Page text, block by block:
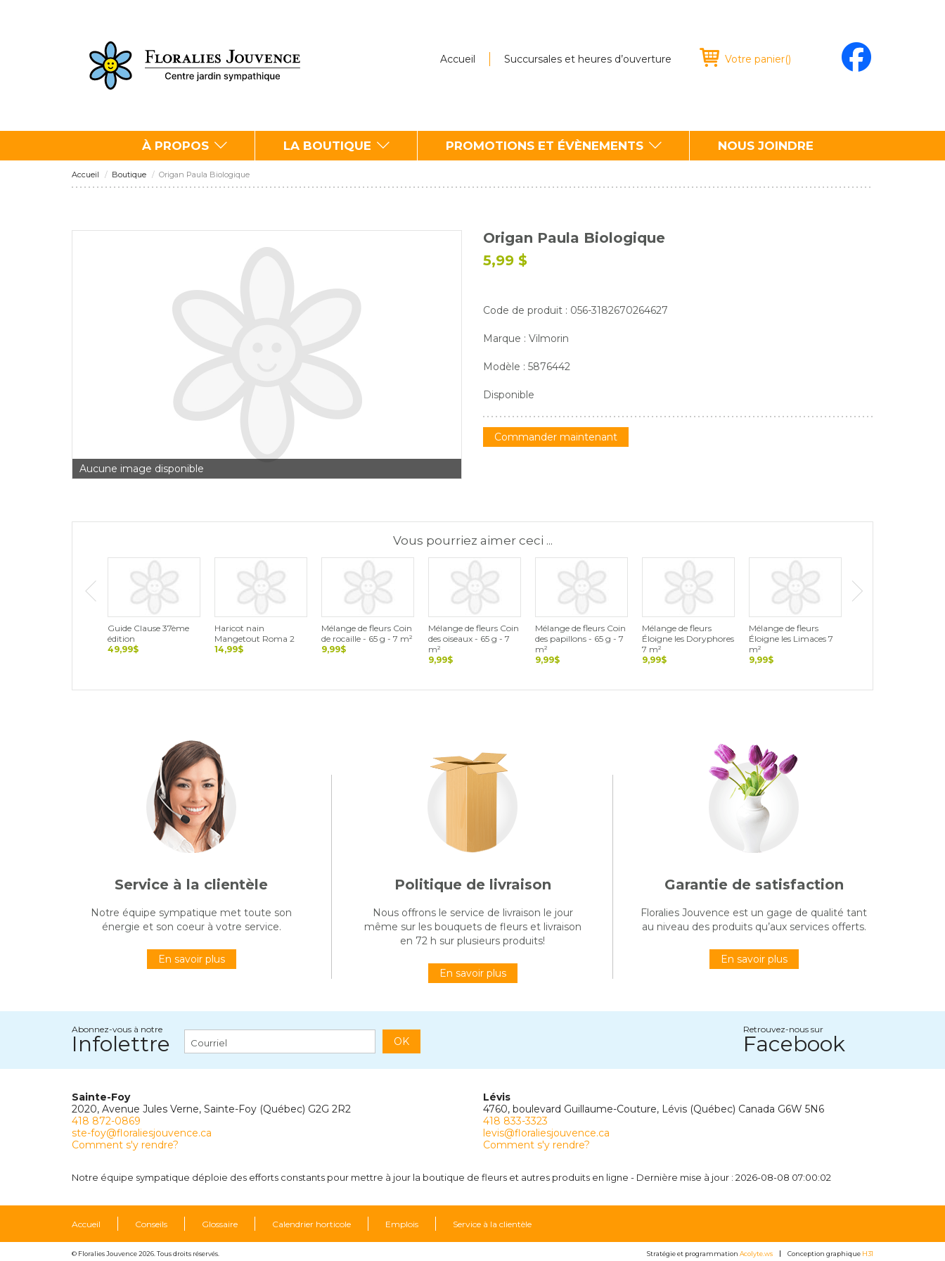
Accueil Succursales et heures d’ouverture Votre panier()
À PROPOS LA BOUTIQUE PROMOTIONS ET ÉVÈNEMENTS NOUS JOINDRE
Accueil Boutique Origan Paula Biologique
Aucune image disponible
Origan Paula Biologique
5,99 $
Code de produit : 056-3182670264627
Marque : Vilmorin
Modèle : 5876442
Disponible
Commander maintenant
Vous pourriez aimer ceci ...
Guide Clause 37ème
édition
49,99$
Haricot nain
Mangetout Roma 2
14,99$
Mélange de fleurs Coin
de rocaille - 65 g - 7 m²
9,99$
Mélange de fleurs Coin
des oiseaux - 65 g - 7
m²
9,99$
Mélange de fleurs Coin
des papillons - 65 g - 7
m²
9,99$
Mélange de fleurs
Éloigne les Doryphores
7 m²
9,99$
Mélange de fleurs
Éloigne les Limaces 7
m²
9,99$
Service à la clientèle
Notre équipe sympatique met toute son
énergie et son coeur à votre service.
En savoir plus
Politique de livraison
Nous offrons le service de livraison le jour
même sur les bouquets de fleurs et livraison
en 72 h sur plusieurs produits!
En savoir plus
Garantie de satisfaction
Floralies Jouvence est un gage de qualité tant
au niveau des produits qu’aux services offerts.
En savoir plus
Abonnez-vous à notre
Infolettre OK
Retrouvez-nous sur
Facebook
Sainte-Foy
2020, Avenue Jules Verne, Sainte-Foy (Québec) G2G 2R2
418 872-0869
ste-foy@floraliesjouvence.ca
Comment s'y rendre?
Lévis
4760, boulevard Guillaume-Couture, Lévis (Québec) Canada G6W 5N6
418 833-3323
levis@floraliesjouvence.ca
Comment s'y rendre?
Notre équipe sympatique déploie des efforts constants pour mettre à jour la boutique de fleurs et autres produits en ligne - Dernière mise à jour : 2026-08-08 07:00:02
Accueil Conseils Glossaire Calendrier horticole Emplois Service à la clientèle
© Floralies Jouvence 2026. Tous droits réservés. Stratégie et programmation Acolyte.ws Conception graphique H31